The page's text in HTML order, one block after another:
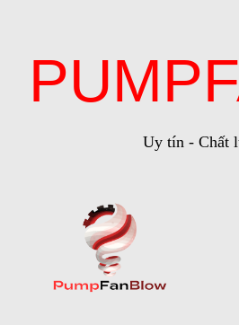
Uy tín - Chất